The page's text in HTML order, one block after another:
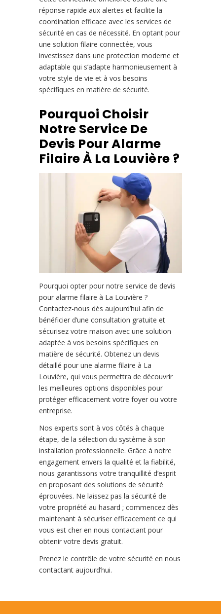
réponse rapide aux alertes et facilite la
coordination efficace avec les services de
sécurité en cas de nécessité. En optant pour
une solution filaire connectée, vous
investissez dans une protection moderne et
adaptable qui s’adapte harmonieusement à
votre style de vie et à vos besoins
spécifiques en matière de sécurité.
Pourquoi Choisir
Notre Service De
Devis Pour Alarme
Filaire À La Louvière ?
Pourquoi opter pour notre service de devis
pour alarme filaire à La Louvière ?
Contactez-nous dès aujourd’hui afin de
bénéficier d’une consultation gratuite et
sécurisez votre maison avec une solution
adaptée à vos besoins spécifiques en
matière de sécurité. Obtenez un devis
détaillé pour une alarme filaire à La
Louvière, qui vous permettra de découvrir
les meilleures options disponibles pour
protéger efficacement votre foyer ou votre
entreprise.
Nos experts sont à vos côtés à chaque
étape, de la sélection du système à son
installation professionnelle. Grâce à notre
engagement envers la qualité et la fiabilité,
nous garantissons votre tranquillité d’esprit
en proposant des solutions de sécurité
éprouvées. Ne laissez pas la sécurité de
votre propriété au hasard ; commencez dès
maintenant à sécuriser efficacement ce qui
vous est cher en nous contactant pour
obtenir votre devis gratuit.
Prenez le contrôle de votre sécurité en nous
contactant aujourd’hui.